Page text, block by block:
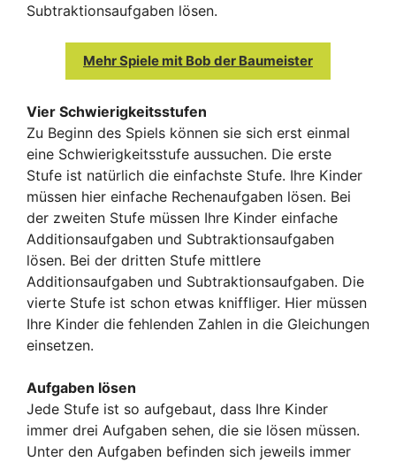
Subtraktionsaufgaben lösen.
Mehr Spiele mit Bob der Baumeister
Vier Schwierigkeitsstufen
Zu Beginn des Spiels können sie sich erst einmal
eine Schwierigkeitsstufe aussuchen. Die erste
Stufe ist natürlich die einfachste Stufe. Ihre Kinder
müssen hier einfache Rechenaufgaben lösen. Bei
der zweiten Stufe müssen Ihre Kinder einfache
Additionsaufgaben und Subtraktionsaufgaben
lösen. Bei der dritten Stufe mittlere
Additionsaufgaben und Subtraktionsaufgaben. Die
vierte Stufe ist schon etwas kniffliger. Hier müssen
Ihre Kinder die fehlenden Zahlen in die Gleichungen
einsetzen.
Aufgaben lösen
Jede Stufe ist so aufgebaut, dass Ihre Kinder
immer drei Aufgaben sehen, die sie lösen müssen.
Unter den Aufgaben befinden sich jeweils immer